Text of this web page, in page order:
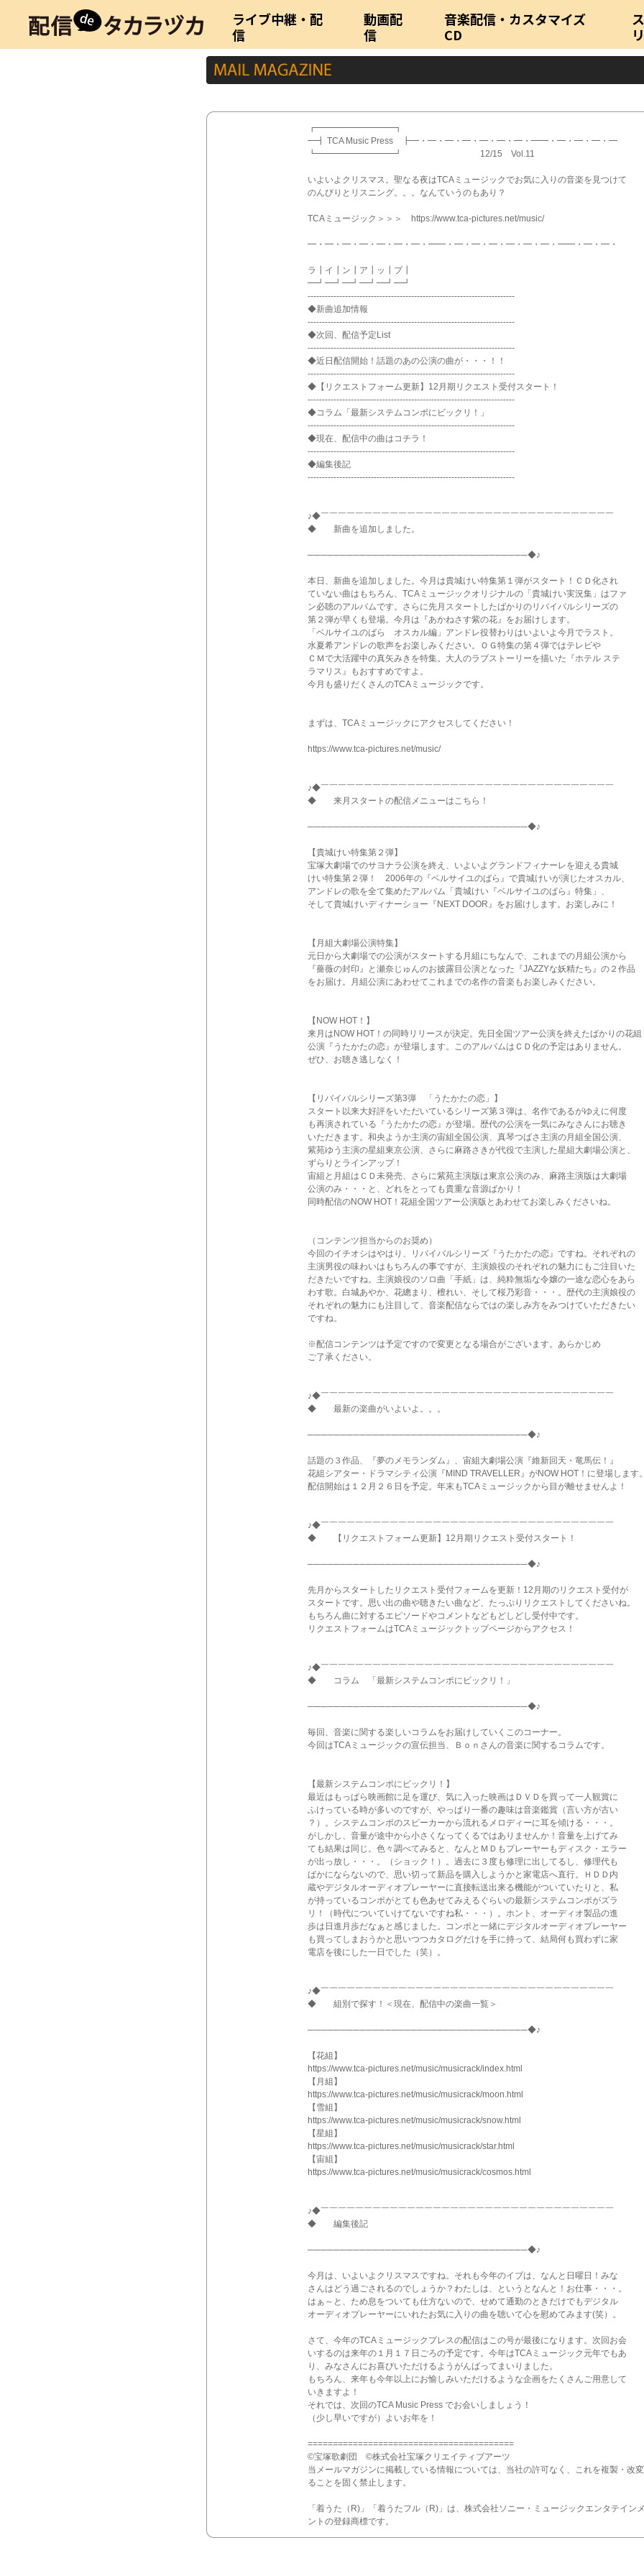
ライブ中継・配
信
動画配
信
音楽配信・カスタマイズ
CD
┏━━━━━━━━━┓
━┫ TCA Music Press ┣━・━・━・━・━・━・━・━━・━・━・━・━
┗━━━━━━━━━┛ 12/15 Vol.11
いよいよクリスマス。聖なる夜はTCAミュージックでお気に入りの音楽を見つけて
のんびりとリスニング。。。なんていうのもあり？
TCAミュージック＞＞＞ https://www.tca-pictures.net/music/
━・━・━・━・━・━・━・━━・━・━・━・━・━・━・━━・━・━・
ラ┃イ┃ン┃ア┃ッ┃プ┃
━┛━┛━┛━┛━┛━┛
------------------------------------------------------------------------
◆新曲追加情報
------------------------------------------------------------------------
◆次回、配信予定List
------------------------------------------------------------------------
◆近日配信開始！話題のあの公演の曲が・・・！！
------------------------------------------------------------------------
◆【リクエストフォーム更新】12月期リクエスト受付スタート！
------------------------------------------------------------------------
◆コラム「最新システムコンポにビックリ！」
------------------------------------------------------------------------
◆現在、配信中の曲はコチラ！
------------------------------------------------------------------------
◆編集後記
------------------------------------------------------------------------
♪◆￣￣￣￣￣￣￣￣￣￣￣￣￣￣￣￣￣￣￣￣￣￣￣￣￣￣￣￣￣￣￣￣￣￣
◆ 新曲を追加しました。
──────────────────────────────────◆♪
本日、新曲を追加しました。今月は貴城けい特集第１弾がスタート！ＣＤ化され
ていない曲はもちろん、TCAミュージックオリジナルの「貴城けい実況集」はファ
ン必聴のアルバムです。さらに先月スタートしたばかりのリバイバルシリーズの
第２弾が早くも登場。今月は『あかねさす紫の花』をお届けします。
「ベルサイユのばら オスカル編」アンドレ役替わりはいよいよ今月でラスト。
水夏希アンドレの歌声をお楽しみください。ＯＧ特集の第４弾ではテレビや
ＣＭで大活躍中の真矢みきを特集。大人のラブストーリーを描いた『ホテル ステ
ラマリス』もおすすめですよ。
今月も盛りだくさんのTCAミュージックです。
まずは、TCAミュージックにアクセスしてください！
https://www.tca-pictures.net/music/
♪◆￣￣￣￣￣￣￣￣￣￣￣￣￣￣￣￣￣￣￣￣￣￣￣￣￣￣￣￣￣￣￣￣￣￣
◆ 来月スタートの配信メニューはこちら！
──────────────────────────────────◆♪
【貴城けい特集第２弾】
宝塚大劇場でのサヨナラ公演を終え、いよいよグランドフィナーレを迎える貴城
けい特集第２弾！ 2006年の『ベルサイユのばら』で貴城けいが演じたオスカル、
アンドレの歌を全て集めたアルバム「貴城けい『ベルサイユのばら』特集」、
そして貴城けいディナーショー『NEXT DOOR』をお届けします。お楽しみに！
【月組大劇場公演特集】
元日から大劇場での公演がスタートする月組にちなんで、これまでの月組公演から
『薔薇の封印』と瀬奈じゅんのお披露目公演となった『JAZZYな妖精たち』の２作品
をお届け。月組公演にあわせてこれまでの名作の音楽もお楽しみください。
【NOW HOT！】
来月はNOW HOT！の同時リリースが決定。先日全国ツアー公演を終えたばかりの花組
公演『うたかたの恋』が登場します。このアルバムはＣＤ化の予定はありません。
ぜひ、お聴き逃しなく！
【リバイバルシリーズ第3弾 「うたかたの恋」】
スタート以来大好評をいただいているシリーズ第３弾は、名作であるがゆえに何度
も再演されている『うたかたの恋』が登場。歴代の公演を一気にみなさんにお聴き
いただきます。和央ようか主演の宙組全国公演、真琴つばさ主演の月組全国公演、
紫苑ゆう主演の星組東京公演、さらに麻路さきが代役で主演した星組大劇場公演と、
ずらりとラインアップ！
宙組と月組はＣＤ未発売、さらに紫苑主演版は東京公演のみ、麻路主演版は大劇場
公演のみ・・・と、どれをとっても貴重な音源ばかり！
同時配信のNOW HOT！花組全国ツアー公演版とあわせてお楽しみくださいね。
（コンテンツ担当からのお奨め）
今回のイチオシはやはり、リバイバルシリーズ『うたかたの恋』ですね。それぞれの
主演男役の味わいはもちろんの事ですが、主演娘役のそれぞれの魅力にもご注目いた
だきたいですね。主演娘役のソロ曲「手紙」は、純粋無垢な令嬢の一途な恋心をあら
わす歌。白城あやか、花總まり、檀れい、そして桜乃彩音・・・。歴代の主演娘役の
それぞれの魅力にも注目して、音楽配信ならではの楽しみ方をみつけていただきたい
ですね。
※配信コンテンツは予定ですので変更となる場合がございます。あらかじめ
ご了承ください。
♪◆￣￣￣￣￣￣￣￣￣￣￣￣￣￣￣￣￣￣￣￣￣￣￣￣￣￣￣￣￣￣￣￣￣￣
◆ 最新の楽曲がいよいよ。。。
──────────────────────────────────◆♪
話題の３作品、『夢のメモランダム』、宙組大劇場公演『維新回天・竜馬伝！』
花組シアター・ドラマシティ公演『MIND TRAVELLER』がNOW HOT！に登場します
配信開始は１２月２６日を予定。年末もTCAミュージックから目が離せませんよ！
♪◆￣￣￣￣￣￣￣￣￣￣￣￣￣￣￣￣￣￣￣￣￣￣￣￣￣￣￣￣￣￣￣￣￣￣
◆ 【リクエストフォーム更新】12月期リクエスト受付スタート！
──────────────────────────────────◆♪
先月からスタートしたリクエスト受付フォームを更新！12月期のリクエスト受付が
スタートです。思い出の曲や聴きたい曲など、たっぷりリクエストしてくださいね。
もちろん曲に対するエピソードやコメントなどもどしどし受付中です。
リクエストフォームはTCAミュージックトップページからアクセス！
♪◆￣￣￣￣￣￣￣￣￣￣￣￣￣￣￣￣￣￣￣￣￣￣￣￣￣￣￣￣￣￣￣￣￣￣
◆ コラム 「最新システムコンポにビックリ！」
──────────────────────────────────◆♪
毎回、音楽に関する楽しいコラムをお届けしていくこのコーナー。
今回はTCAミュージックの宣伝担当、Ｂｏｎさんの音楽に関するコラムです。
【最新システムコンポにビックリ！】
最近はもっぱら映画館に足を運び、気に入った映画はＤＶＤを買って一人観賞に
ふけっている時が多いのですが、やっぱり一番の趣味は音楽鑑賞（言い方が古い
？）。システムコンポのスピーカーから流れるメロディーに耳を傾ける・・・。
がしかし、音量が途中から小さくなってくるではありませんか！音量を上げてみ
ても結果は同じ。色々調べてみると、なんとＭＤもプレーヤーもディスク・エラー
が出っ放し・・・。（ショック！）。過去に３度も修理に出してるし、修理代も
ばかにならないので、思い切って新品を購入しようかと家電店へ直行。ＨＤＤ内
蔵やデジタルオーディオプレーヤーに直接転送出来る機能がついていたりと、私
が持っているコンポがとても色あせてみえるぐらいの最新システムコンポがズラ
リ！（時代についていけてないですね私・・・）。ホント、オーディオ製品の進
歩は日進月歩だなぁと感じました。コンポと一緒にデジタルオーディオプレーヤー
も買ってしまおうかと思いつつカタログだけを手に持って、結局何も買わずに家
電店を後にした一日でした（笑）。
♪◆￣￣￣￣￣￣￣￣￣￣￣￣￣￣￣￣￣￣￣￣￣￣￣￣￣￣￣￣￣￣￣￣￣￣
◆ 組別で探す！＜現在、配信中の楽曲一覧＞
──────────────────────────────────◆♪
【花組】
https://www.tca-pictures.net/music/musicrack/index.html
【月組】
https://www.tca-pictures.net/music/musicrack/moon.html
【雪組】
https://www.tca-pictures.net/music/musicrack/snow.html
【星組】
https://www.tca-pictures.net/music/musicrack/star.html
【宙組】
https://www.tca-pictures.net/music/musicrack/cosmos.html
♪◆￣￣￣￣￣￣￣￣￣￣￣￣￣￣￣￣￣￣￣￣￣￣￣￣￣￣￣￣￣￣￣￣￣￣
◆ 編集後記
──────────────────────────────────◆♪
今月は、いよいよクリスマスですね。それも今年のイブは、なんと日曜日！みな
さんはどう過ごされるのでしょうか？わたしは、というとなんと！お仕事・・・。
はぁ～と、ため息をついても仕方ないので、せめて通勤のときだけでもデジタル
オーディオプレーヤーにいれたお気に入りの曲を聴いて心を慰めてみます(笑）。
さて、今年のTCAミュージックプレスの配信はこの号が最後になります。次回お会
いするのは来年の１月１７日ごろの予定です。今年はTCAミュージック元年でもあ
り、みなさんにお喜びいただけるようがんばってまいりました。
もちろん、来年も今年以上にお愉しみいただけるような企画をたくさんご用意して
いきますよ！
それでは、次回のTCA Music Press でお会いしましょう！
（少し早いですが）よいお年を！
=========================================
©宝塚歌劇団 ©株式会社宝塚クリエイティブアーツ
当メールマガジンに掲載している情報については、当社の許可なく、これを複製・改
ることを固く禁止します。
「着うた（R)」「着うたフル（R)」は、株式会社ソニー・ミュージックエンタテイン
ントの登録商標です。